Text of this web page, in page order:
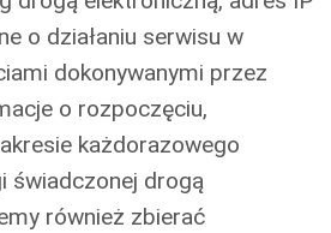
o działaniu serwisu w
dokonywanymi przez
o rozpoczęciu,
każdorazowego
świadczonej drogą
również zbierać